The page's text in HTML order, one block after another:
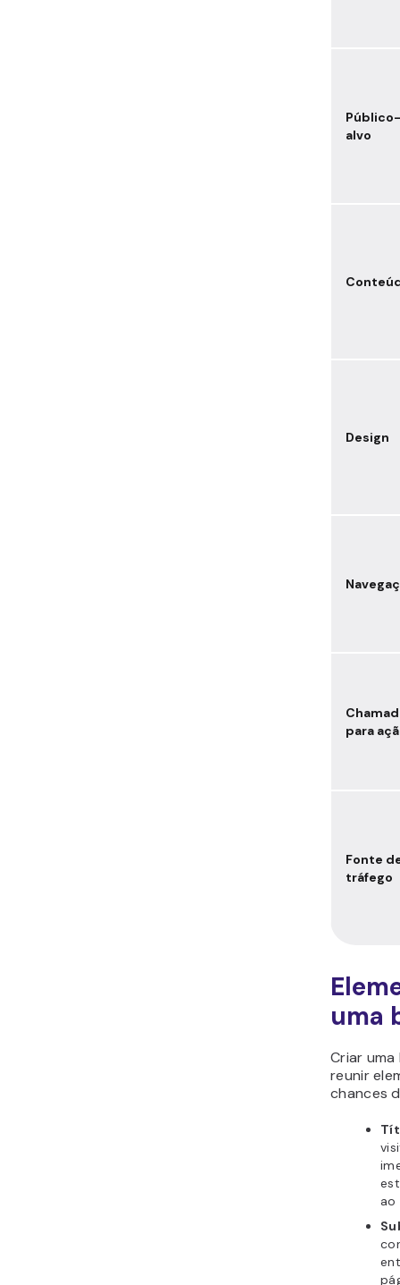
Público-
alvo
Design
para
Fonte
tráfego
uma
Criar
reunir
chances
ao